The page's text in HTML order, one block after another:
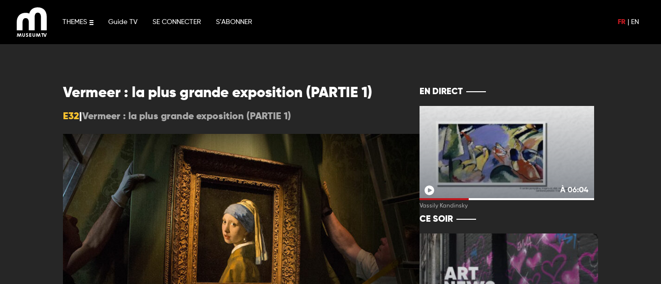
contenu
THEMES Guide TV SE CONNECTER S’ABONNER FR EN
Vermeer : la plus grande exposition (PARTIE 1)
E32 Vermeer : la plus grande exposition (PARTIE 1)
EN DIRECT
À 06:04
Vassily Kandinsky
CE SOIR